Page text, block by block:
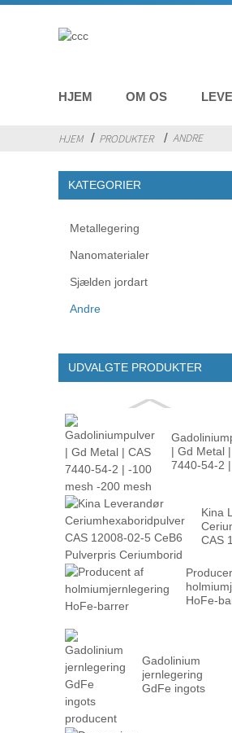
HJEM OM OS
HJEM PRODUKTER ANDRE
KATEGORIER
Metallegering
Nanomaterialer
Sjælden jordart
Andre
UDVALGTE PRODUKTER
| Gd Metal |
7440-54-2 |
Kina
CAS
HoFe-
Gadolinium
jernlegering
GdFe ingots